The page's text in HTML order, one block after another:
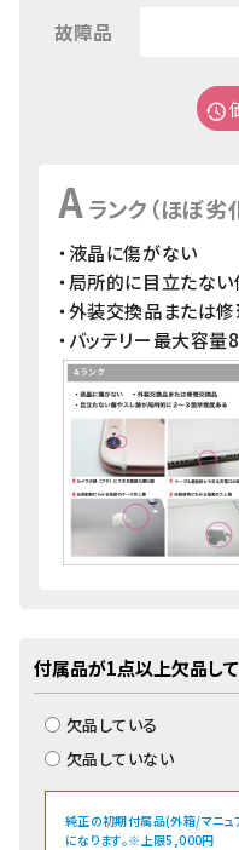
故障品
Aランク（ほぼ劣
・液晶に傷がない
・局所的に目立たな
・外装交換品または
・バッテリー最大容
付属品が1点以上欠品して
欠品している
欠品していない
純正の初期付属品(外箱/マニュ
になります。※上限5,000円